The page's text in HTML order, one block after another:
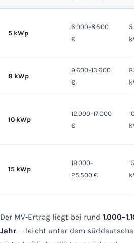
5 kWp
6.000–8.500
€
8 kWp
9.600–13.600
€
10 kWp
12.000–17.000
€
15 kWp
18.000–
25.500 €
Der MV-Ertrag liegt bei rund
Jahr — leicht unter dem